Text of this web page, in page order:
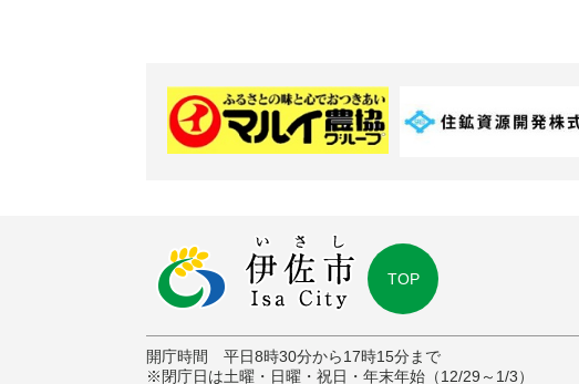
TOP
開庁時間 平日8時30分から17時15分まで
※閉庁日は土曜・日曜・祝日・年末年始（12/29～1/3）